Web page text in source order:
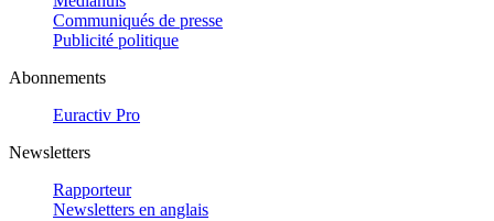
Communiqués de presse
Publicité politique
Abonnements
Euractiv Pro
Newsletters
Rapporteur
Newsletters en anglais